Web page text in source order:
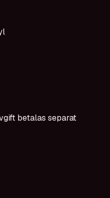
betalas separat